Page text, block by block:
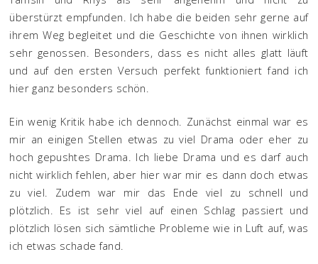
überstürzt empfunden. Ich habe die beiden sehr gerne auf
ihrem Weg begleitet und die Geschichte von ihnen wirklich
sehr genossen. Besonders, dass es nicht alles glatt läuft
und auf den ersten Versuch perfekt funktioniert fand ich
hier ganz besonders schön.
Ein wenig Kritik habe ich dennoch. Zunächst einmal war es
mir an einigen Stellen etwas zu viel Drama oder eher zu
hoch gepushtes Drama. Ich liebe Drama und es darf auch
nicht wirklich fehlen, aber hier war mir es dann doch etwas
zu viel. Zudem war mir das Ende viel zu schnell und
plötzlich. Es ist sehr viel auf einen Schlag passiert und
plötzlich lösen sich sämtliche Probleme wie in Luft auf, was
ich etwas schade fand.